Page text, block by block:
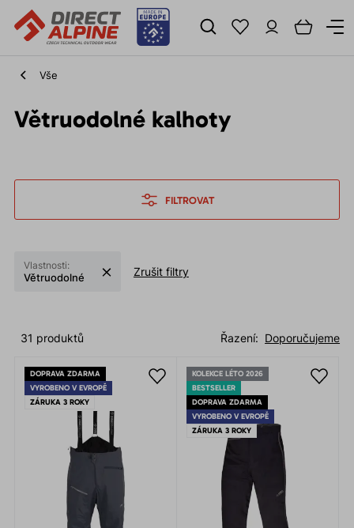
Vše
Větruodolné kalhoty
FILTROVAT
Vlastnosti:
Větruodolné Zrušit filtry
Doporučujeme
Řazení:
31 produktů
DOPRAVA ZDARMA
VYROBENO V EVROPĚ
ZÁRUKA 3 ROKY
KOLEKCE LÉTO 2026
BESTSELLER
DOPRAVA ZDARMA
VYROBENO V EVROPĚ
ZÁRUKA 3 ROKY